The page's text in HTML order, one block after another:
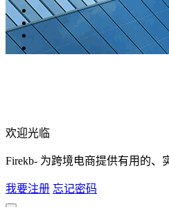
欢迎光临
Firekb- 为跨境电商提供有用的、
我要注册 忘记密码